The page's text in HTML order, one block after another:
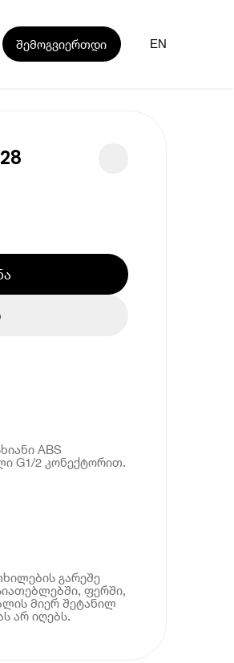
შემოგვიერთდი EN
ABS
G1/2 კონექტორით.
გარეშე
ფერში,
მიერ შეტანილ
არ იღებს.